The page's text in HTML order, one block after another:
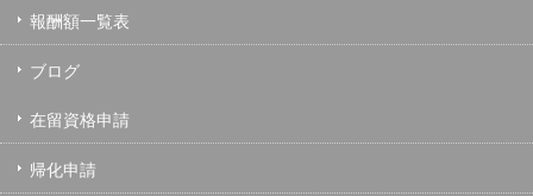
報酬額一覧表
ブログ
在留資格申請
帰化申請